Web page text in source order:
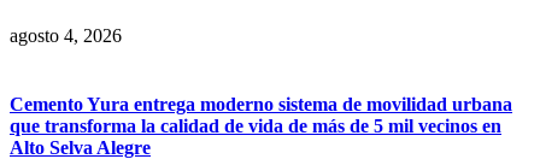
agosto 4, 2026
Cemento Yura entrega moderno sistema de movilidad urbana
que transforma la calidad de vida de más de 5 mil vecinos en
Alto Selva Alegre